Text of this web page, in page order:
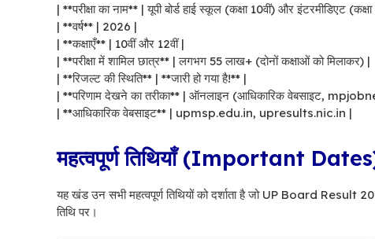
| **परीक्षा का नाम** | यूपी बोर्ड हाई स्कूल (कक्षा 10वीं) और इंटरमीडिएट
| **वर्ष** | 2026 |
| **कक्षाएँ** | 10वीं और 12वीं |
| **परीक्षा में शामिल छात्र** | लगभग 55 लाख+ (दोनों कक्षाओं को मिलाकर) |
| **रिजल्ट की स्थिति** | **जारी हो गया है!** |
| **परिणाम देखने का तरीका** | ऑनलाइन (आधिकारिक वेबसाइट,
| **आधिकारिक वेबसाइट** | upmsp.edu.in, upresults.nic.in |
महत्वपूर्ण तिथियाँ (Important
यह खंड उन सभी महत्वपूर्ण तिथियों को दर्शाता है जो UP Board Result
तिथि पर।